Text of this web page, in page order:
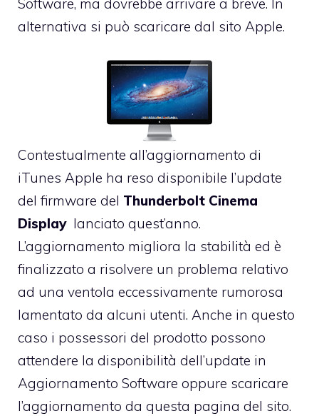
alternativa si può scaricare dal sito Apple.
Contestualmente all’aggiornamento di
iTunes Apple ha reso disponibile l’update
del firmware del Thunderbolt Cinema
Display lanciato quest’anno.
L’aggiornamento migliora la stabilità ed è
finalizzato a risolvere un problema relativo
ad una ventola eccessivamente rumorosa
lamentato da alcuni utenti. Anche in questo
caso i possessori del prodotto possono
attendere la disponibilità dell’update in
Aggiornamento Software oppure scaricare
l’aggiornamento da questa pagina del sito.